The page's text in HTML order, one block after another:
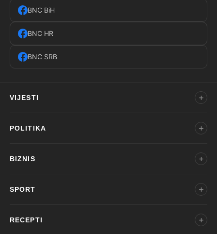
BNC BiH
BNC HR
BNC SRB
VIJESTI
POLITIKA
BIZNIS
SPORT
RECEPTI